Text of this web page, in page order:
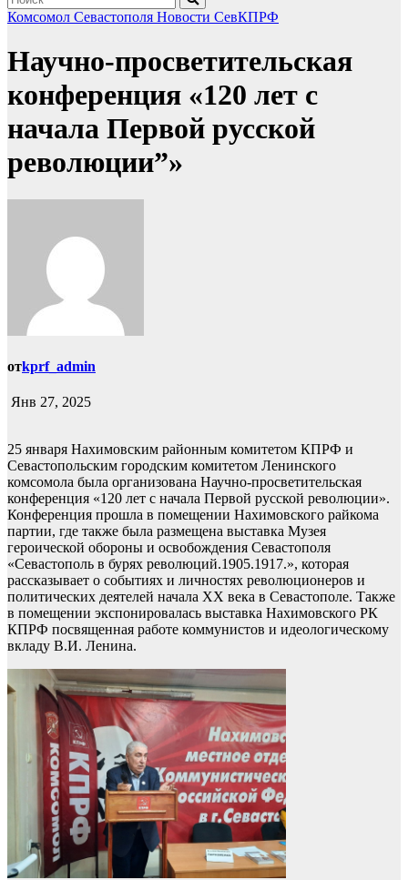
Комсомол Севастополя Новости СевКПРФ
Научно-просветительская
конференция «120 лет с
начала Первой русской
революции”»
отkprf_admin
Янв 27, 2025
25 января Нахимовским районным комитетом КПРФ и
Севастопольским городским комитетом Ленинского
комсомола была организована Научно-просветительская
конференция «120 лет с начала Первой русской революции».
Конференция прошла в помещении Нахимовского райкома
партии, где также была размещена выставка Музея
героической обороны и освобождения Севастополя
«Севастополь в бурях революций.1905.1917.», которая
рассказывает о событиях и личностях революционеров и
политических деятелей начала XX века в Севастополе. Также
в помещении экспонировалась выставка Нахимовского РК
КПРФ посвященная работе коммунистов и идеологическому
вкладу В.И. Ленина.